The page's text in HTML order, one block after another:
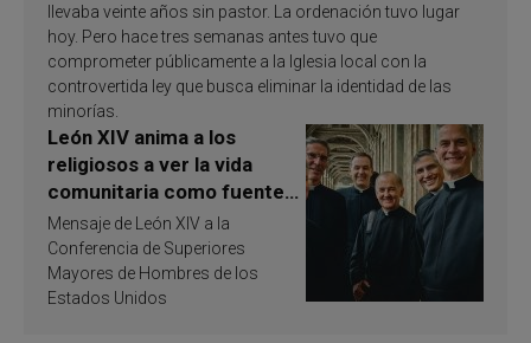
llevaba veinte años sin pastor. La ordenación tuvo lugar
hoy. Pero hace tres semanas antes tuvo que
comprometer públicamente a la Iglesia local con la
controvertida ley que busca eliminar la identidad de las
minorías.
León XIV anima a los
religiosos a ver la vida
comunitaria como fuente
de inspiración y
santificación
Mensaje de León XIV a la
Conferencia de Superiores
Mayores de Hombres de los
Estados Unidos